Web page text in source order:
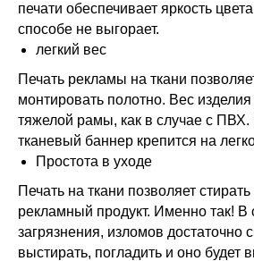
печати обеспечивает яркость
способе не выгорает.
легкий вес
Печать рекламы на ткани
монтировать полотно. Вес изделия
тяжелой рамы, как в случае с ПВХ.
тканевый баннер крепится на
Простота в уходе
Печать на ткани позволяет стирать
рекламный продукт. Именно так! В
загрязнения, изломов достаточно
выстирать, погладить и оно будет